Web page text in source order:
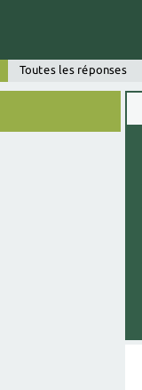
Toutes les réponses